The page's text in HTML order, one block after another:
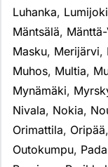
Luhanka, Lumijoki
Mäntsälä,
Masku, Merijärvi,
Muhos, Multia,
Mynämäki,
Nivala, Nokia,
Orimattila, Oripää,
Outokumpu,